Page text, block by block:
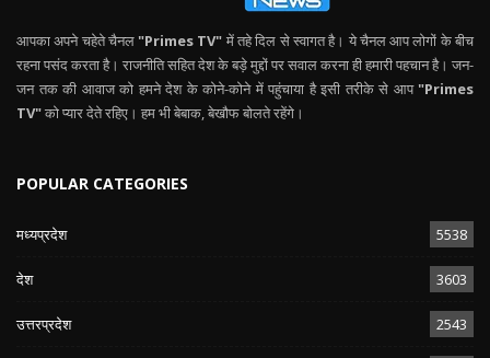
आपका अपने चहेते चैनल "Primes TV" में तहे दिल से स्वागत है। ये चैनल आप लोगों के बीच
रहना पसंद करता है। राजनीति सहित देश के बड़े मुद्दों पर सवाल करना ही हमारी पहचान है। जन-
जन तक की आवाज को हमने देश के कोने-कोने में पहुंचाया है इसी तरीके से आप "Primes
TV"को प्यार देते रहिए। हम भी बेबाक, बेखौफ बोलते रहेंगे।
POPULAR CATEGORIES
मध्यप्रदेश 5538
देश 3603
उत्तरप्रदेश 2543